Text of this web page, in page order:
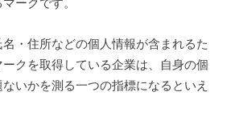
・住所などの個人情報が含まれるた
クを取得している企業は、自身の個
いかを測る一つの指標になるといえ